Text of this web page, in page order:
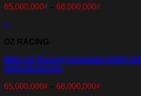
65,000,000₫ – 68,000,000₫
+
OZ RACING
Mâm OZ Racing Kawasaki Z1000
H3211KA6115G
65,000,000₫ – 68,000,000₫